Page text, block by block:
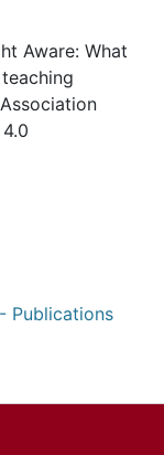
Aware: What
Publications